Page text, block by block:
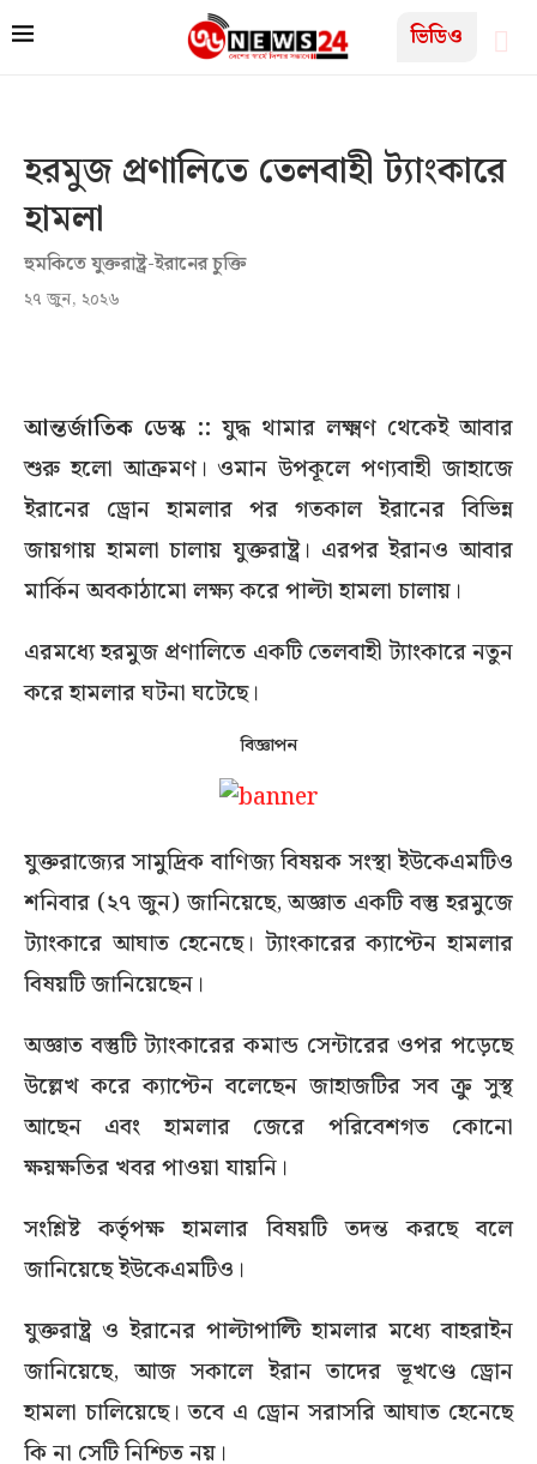
ভিডিও
হরমুজ প্রণালিতে তেলবাহী ট্যাংকারে
হামলা
হুমকিতে যুক্তরাষ্ট্র-ইরানের চুক্তি
২৭ জুন, ২০২৬
আন্তর্জাতিক ডেস্ক :: যুদ্ধ থামার লক্ষ্মণ থেকেই আবার
শুরু হলো আক্রমণ। ওমান উপকূলে পণ্যবাহী জাহাজে
ইরানের ড্রোন হামলার পর গতকাল ইরানের বিভিন্ন
জায়গায় হামলা চালায় যুক্তরাষ্ট্র। এরপর ইরানও আবার
মার্কিন অবকাঠামো লক্ষ্য করে পাল্টা হামলা চালায়।
এরমধ্যে হরমুজ প্রণালিতে একটি তেলবাহী ট্যাংকারে নতুন
করে হামলার ঘটনা ঘটেছে।
বিজ্ঞাপন
যুক্তরাজ্যের সামুদ্রিক বাণিজ্য বিষয়ক সংস্থা ইউকেএমটিও
শনিবার (২৭ জুন) জানিয়েছে, অজ্ঞাত একটি বস্তু হরমুজে
ট্যাংকারে আঘাত হেনেছে। ট্যাংকারের ক্যাপ্টেন হামলার
বিষয়টি জানিয়েছেন।
অজ্ঞাত বস্তুটি ট্যাংকারের কমান্ড সেন্টারের ওপর পড়েছে
উল্লেখ করে ক্যাপ্টেন বলেছেন জাহাজটির সব ক্রু সুস্থ
আছেন এবং হামলার জেরে পরিবেশগত কোনো
ক্ষয়ক্ষতির খবর পাওয়া যায়নি।
সংশ্লিষ্ট কর্তৃপক্ষ হামলার বিষয়টি তদন্ত করছে বলে
জানিয়েছে ইউকেএমটিও।
যুক্তরাষ্ট্র ও ইরানের পাল্টাপাল্টি হামলার মধ্যে বাহরাইন
জানিয়েছে, আজ সকালে ইরান তাদের ভূখণ্ডে ড্রোন
হামলা চালিয়েছে। তবে এ ড্রোন সরাসরি আঘাত হেনেছে
কি না সেটি নিশ্চিত নয়।